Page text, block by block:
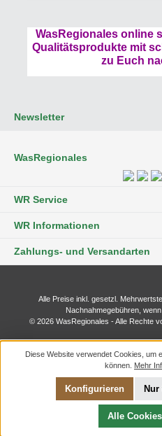
WasRegionales online
Qualitätsprodukte mit
zu Euch
Newsletter
WasRegionales
WR Service
WR Informationen
Zahlungs- und Versandarten
Alle Preise inkl. gesetzl.
Nachnahmegebühren,
© 2026 WasRegionales - Alle Rechte
Diese Website verwendet Cookies, um
können. Mehr
Konfigurieren
Alle